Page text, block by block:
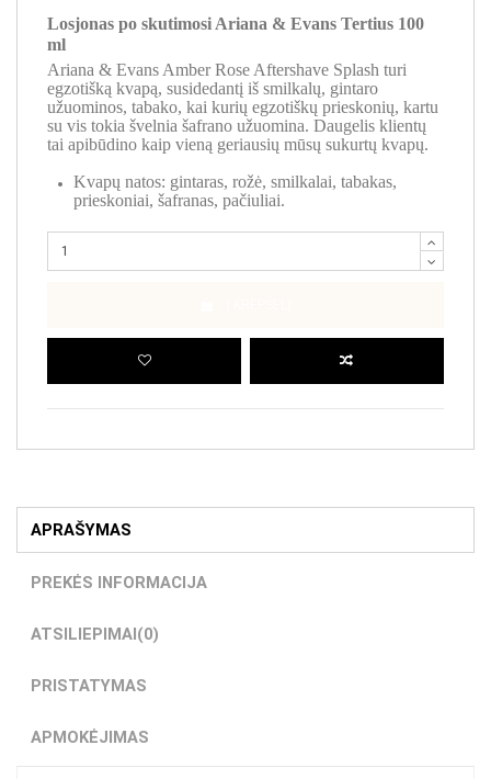
Losjonas po skutimosi Ariana & Evans Tertius 100
ml
Ariana & Evans Amber Rose Aftershave Splash turi
egzotišką kvapą, susidedantį iš smilkalų, gintaro
užuominos, tabako, kai kurių egzotiškų prieskonių, kartu
su vis tokia švelnia šafrano užuomina. Daugelis klientų
tai apibūdino kaip vieną geriausių mūsų sukurtų kvapų.
Kvapų natos: gintaras, rožė, smilkalai, tabakas,
prieskoniai, šafranas, pačiuliai.
APRAŠYMAS
PREKĖS INFORMACIJA
ATSILIEPIMAI(0)
PRISTATYMAS
APMOKĖJIMAS